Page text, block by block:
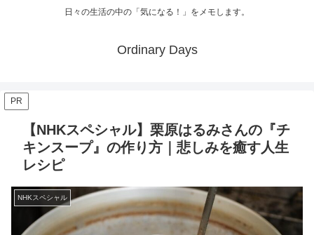
日々の生活の中の「気になる！」をメモします。
Ordinary Days
PR
【NHKスペシャル】栗原はるみさんの『チ
キンスープ』の作り方｜悲しみを癒す人生
レシピ
NHKスペシャル